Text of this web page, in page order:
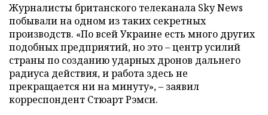
Журналисты британского телеканала Sky News
побывали на одном из таких секретных
производств. «По всей Украине есть много других
подобных предприятий, но это – центр усилий
страны по созданию ударных дронов дальнего
радиуса действия, и работа здесь не
прекращается ни на минуту», – заявил
корреспондент Стюарт Рэмси.